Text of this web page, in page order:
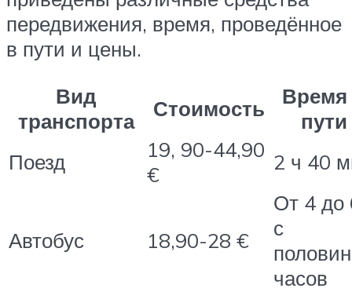
передвижения, время, проведённое
в пути и цены.
Вид
транспорта
Стоимость
Время
пути
Поезд
19, 90-44,90
€
2 ч 40
Автобус 18,90-28 €
От 4 до
с
часов